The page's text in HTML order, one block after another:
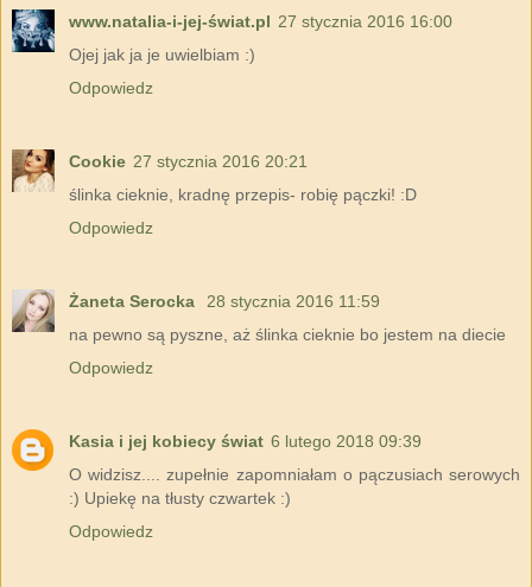
www.natalia-i-jej-świat.pl 27 stycznia 2016 16:00
Ojej jak ja je uwielbiam :)
Odpowiedz
Cookie 27 stycznia 2016 20:21
ślinka cieknie, kradnę przepis- robię pączki! :D
Odpowiedz
Żaneta Serocka
28 stycznia 2016 11:59
na pewno są pyszne, aż ślinka cieknie bo jestem na diecie
Odpowiedz
Kasia i jej kobiecy świat 6 lutego 2018 09:39
O widzisz.... zupełnie zapomniałam o pączusiach serowych
:) Upiekę na tłusty czwartek :)
Odpowiedz